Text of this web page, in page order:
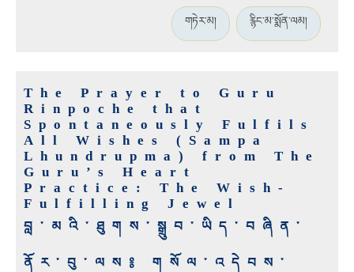
གཏེར་མ། རྙིང་མ་སྨོན་ལམ།
The Prayer to Guru
Rinpoche that
Spontaneously Fulfils
All Wishes (Sampa
Lhundrupma) from The
Guru’s Heart
Practice: The Wish-
Fulfilling Jewel
བླ་མའི་ཐུགས་སྒྲུབ་ཡིད་བཞིན་
ནོར་བུ་ལས༔ གསོལ་འདེབས་